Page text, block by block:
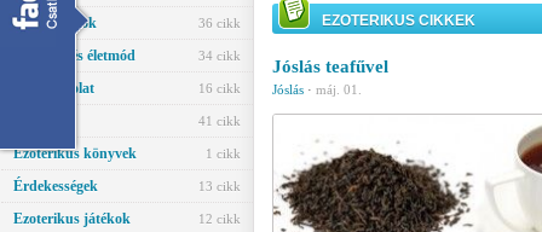
Horoszkópok 36 cikk
Egészség és életmód 34 cikk
Párkapcsolat 16 cikk
41 cikk
Ezoterikus könyvek 1 cikk
Érdekességek 13 cikk
Ezoterikus játékok 12 cikk
EZOTERIKUS CIKKEK
Jóslás teafűvel
Jóslás · máj. 01.